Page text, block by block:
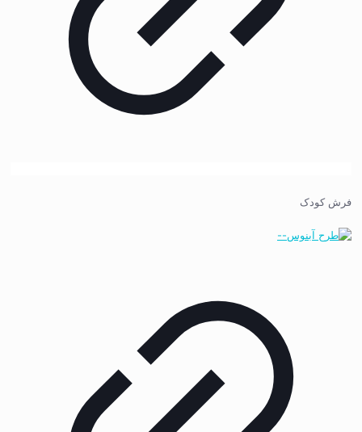
فرش کودک